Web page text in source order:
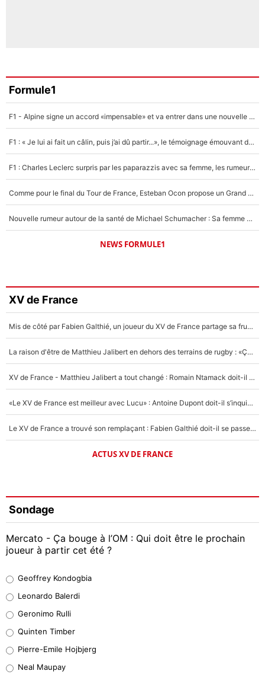
Formule1
F1 - Alpine signe un accord «impensable» et va entrer dans une nouvelle dimension : Grande nouvelle pour Pierre Gasly !
F1 : « Je lui ai fait un câlin, puis j’ai dû partir...», le témoignage émouvant de Max Verstappen sur sa fille
F1 : Charles Leclerc surpris par les paparazzis avec sa femme, les rumeurs étaient vraies !
Comme pour le final du Tour de France, Esteban Ocon propose un Grand Prix de Formule 1 à Paris : «Autour de l’Arc de Triomphe, ce serait génial» !
Nouvelle rumeur autour de la santé de Michael Schumacher : Sa femme Corinna sort du silence
NEWS FORMULE1
XV de France
Mis de côté par Fabien Galthié, un joueur du XV de France partage sa frustration : «ils ne me l’ont pas dit tout de suite»
La raison d'être de Matthieu Jalibert en dehors des terrains de rugby : «Ça m'atteint autant que si tu touches à un membre de ma famille»
XV de France - Matthieu Jalibert a tout changé : Romain Ntamack doit-il s’inquiéter pour sa place à un an de la Coupe du monde ?
«Le XV de France est meilleur avec Lucu» : Antoine Dupont doit-il s’inquiéter pour sa place ?
Le XV de France a trouvé son remplaçant : Fabien Galthié doit-il se passer d'Antoine Dupont ?
ACTUS XV DE FRANCE
Sondage
Mercato - Ça bouge à l’OM : Qui doit être le prochain
joueur à partir cet été ?
38%
32%
5%
Geoffrey Kondogbia
Leonardo Balerdi
Geronimo Rulli
Quinten Timber
Pierre-Emile Hojbjerg
Neal Maupay